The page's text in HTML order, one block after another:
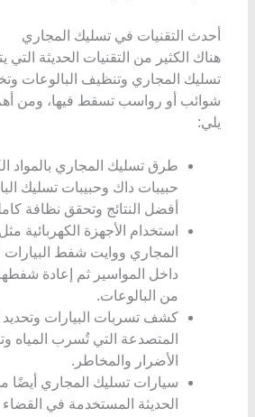
أحدث التقنيات في تسليك المجاري
هناك الكثير من التقنيات الحديثة التي
تسليك المجاري وتنظيف البالوعات
شوائب أو رواسب تسقط فيها، ومن أهم
يلي:
طرق تسليك المجاري بالمواد
حبيبات داك وحبيبات تسليك
أفضل النتائج وتحقق نظافة
استخدام الأجهزة الكهربائية
المجاري ووايت شفط البيارات
داخل المواسير ثم إعادة
من البالوعات.
كشف تسربات البيارات وتحديد
المتصدعة التي تُسرب المياه
الأضرار والمخاطر.
سيارات تسليك المجاري أيضًا
الحديثة المستخدمة في